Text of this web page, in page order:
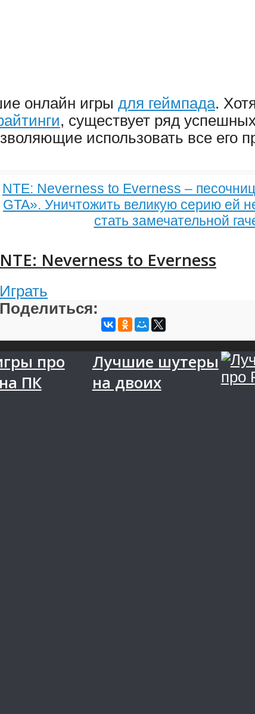
онлайн игры для геймпада.
, существует ряд
использовать все его
NTE: Neverness to Everness –
GTA». Уничтожить великую серию ей
стать замечательной
NTE: Neverness to Everness
Играть
Поделиться:
про
ПК
Лучшие шутеры
на двоих